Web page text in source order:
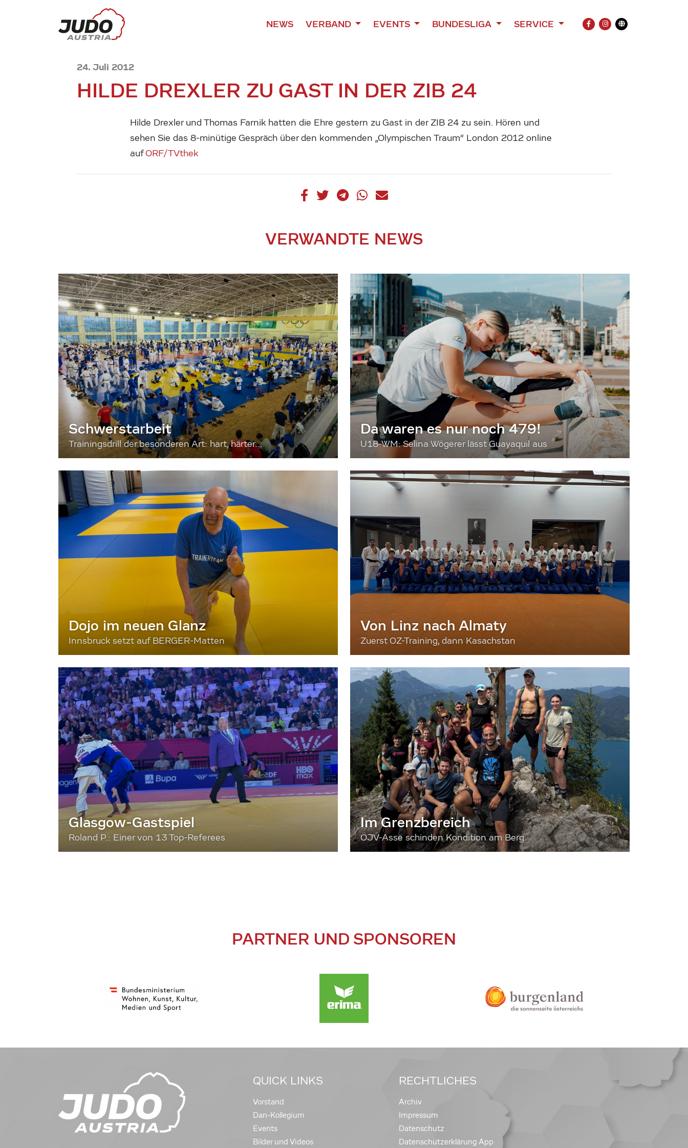
NEWS VERBAND EVENTS BUNDESLIGA SERVICE
FACEBOOK
INSTAGRAM
Übersetzung
24. Juli 2012
HILDE DREXLER ZU GAST IN DER ZIB 24
Hilde Drexler und Thomas Farnik hatten die Ehre gestern zu Gast in der ZIB 24 zu sein. Hören und
sehen Sie das 8-minütige Gespräch über den kommenden „Olympischen Traum“ London 2012 online
aufORF/TVthek
VERWANDTE NEWS
Schwerstarbeit
Trainingsdrill der besonderen Art: hart, härter...
Da waren es nur noch 479!
U18-WM: Selina Wögerer lässt Guayaquil aus
Dojo im neuen Glanz
Innsbruck setzt auf BERGER-Matten
Von Linz nach Almaty
Zuerst OZ-Training, dann Kasachstan
Glasgow-Gastspiel
Roland P.: Einer von 13 Top-Referees
Im Grenzbereich
ÖJV-Asse schinden Kondition am Berg
PARTNER UND SPONSOREN
QUICK LINKS
Vorstand
Dan-Kollegium
Events
Bilder und Videos
RECHTLICHES
Archiv
Impressum
Datenschutz
Datenschutzerklärung App